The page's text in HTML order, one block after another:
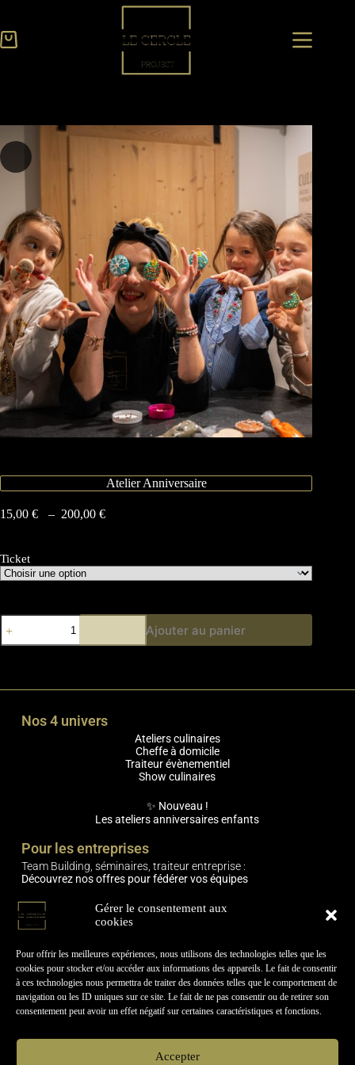
Gérer le consentement aux
cookies
Pour offrir les meilleures expériences, nous utilisons des technologies telles que les
cookies pour stocker et/ou accéder aux informations des appareils. Le fait de consentir
à ces technologies nous permettra de traiter des données telles que le comportement de
navigation ou les ID uniques sur ce site. Le fait de ne pas consentir ou de retirer son
consentement peut avoir un effet négatif sur certaines caractéristiques et fonctions.
Accepter
Atelier Anniversaire
15,00 € – 200,00 €
Ticket
Ajouter au panier
Nos 4 univers
Ateliers culinaires
Cheffe à domicile
Traiteur évènementiel
Show culinaires
✨ Nouveau !
Les ateliers anniversaires enfants
Pour les entreprises
Team Building, séminaires, traiteur entreprise :
Découvrez nos offres pour fédérer vos équipes
Engagements
🌿 Expériences responsables (produits locaux, circuits courts,
🫶 Expériences relationnelles & humaines
Informations pratiques
Contactez-nous !
cadeau